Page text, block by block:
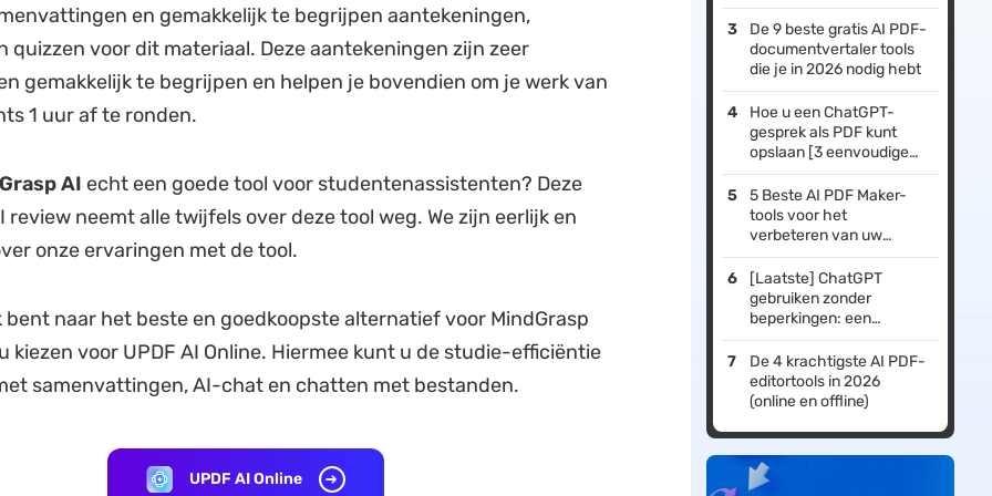
en gemakkelijk te begrijpen aantekeningen,
quizzen voor dit materiaal. Deze aantekeningen zijn zeer
gemakkelijk te begrijpen en helpen je bovendien om je werk van
1 uur af te ronden.
AI echt een goede tool voor studentenassistenten? Deze
review neemt alle twijfels over deze tool weg. We zijn eerlijk en
onze ervaringen met de tool.
bent naar het beste en goedkoopste alternatief voor MindGrasp
kiezen voor UPDF AI Online. Hiermee kunt u de studie-efficiëntie
samenvattingen, AI-chat en chatten met bestanden.
UPDF AI Online
met foto's)
De 9 beste gratis AI PDF-
documentvertaler tools
die je in 2026 nodig hebt
Hoe u een ChatGPT-
gesprek als PDF kunt
opslaan [3 eenvoudige
methoden uitgelegd]
5 Beste AI PDF Maker-
tools voor het
verbeteren van uw
productiviteit
[Laatste] ChatGPT
gebruiken zonder
beperkingen: een
complete gids met
voorbeelden
De 4 krachtigste AI PDF-
editortools in 2026
(online en offline)